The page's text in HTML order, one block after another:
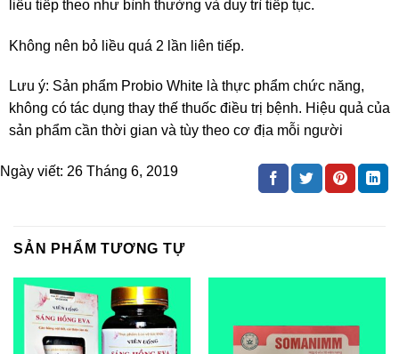
liều tiếp theo như bình thường và duy trì tiếp tục.
Không nên bỏ liều quá 2 lần liên tiếp.
Lưu ý: Sản phẩm Probio White là thực phẩm chức năng,
không có tác dụng thay thế thuốc điều trị bệnh. Hiệu quả của
sản phẩm cần thời gian và tùy theo cơ địa mỗi người
Ngày viết: 26 Tháng 6, 2019
SẢN PHẨM TƯƠNG TỰ